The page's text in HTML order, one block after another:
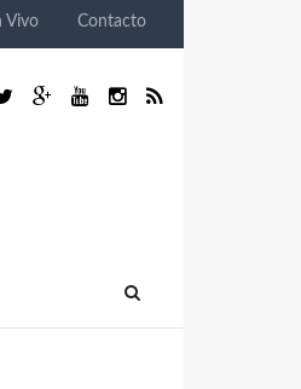
Vivo Contacto